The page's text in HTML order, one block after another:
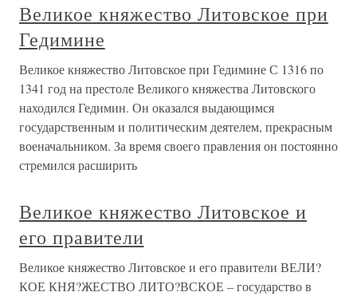
Великое княжество Литовское при
Гедимине
Великое княжество Литовское при Гедимине С 1316 по
1341 год на престоле Великого княжества Литовского
находился Гедимин. Он оказался выдающимся
государственным и политическим деятелем, прекрасным
военачальником. За время своего правления он постоянно
стремился расширить
Великое княжество Литовское и
его правители
Великое княжество Литовское и его правители ВЕЛИ?
КОЕ КНЯ?ЖЕСТВО ЛИТО?ВСКОЕ – государство в